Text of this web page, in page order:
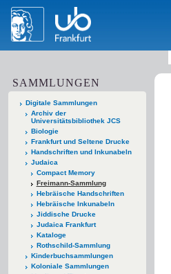
SAMMLUNGEN
Digitale Sammlungen
Archiv der
Universitätsbibliothek JCS
Biologie
Frankfurt und Seltene Drucke
Handschriften und Inkunabeln
Judaica
Compact Memory
Freimann-Sammlung
Hebräische Handschriften
Hebräische Inkunabeln
Jiddische Drucke
Judaica Frankfurt
Kataloge
Rothschild-Sammlung
Kinderbuchsammlungen
Koloniale Sammlungen